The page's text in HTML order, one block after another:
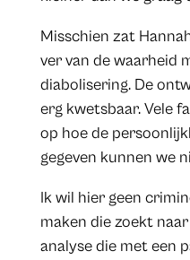
Misschien zat
ver van de waarheid
diabolisering. De
erg kwetsbaar. Vele
op hoe de
gegeven kunnen we
Ik wil hier geen
maken die zoekt
analyse die met een